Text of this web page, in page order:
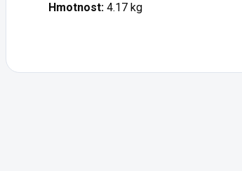
Hmotnost: 4.17 kg